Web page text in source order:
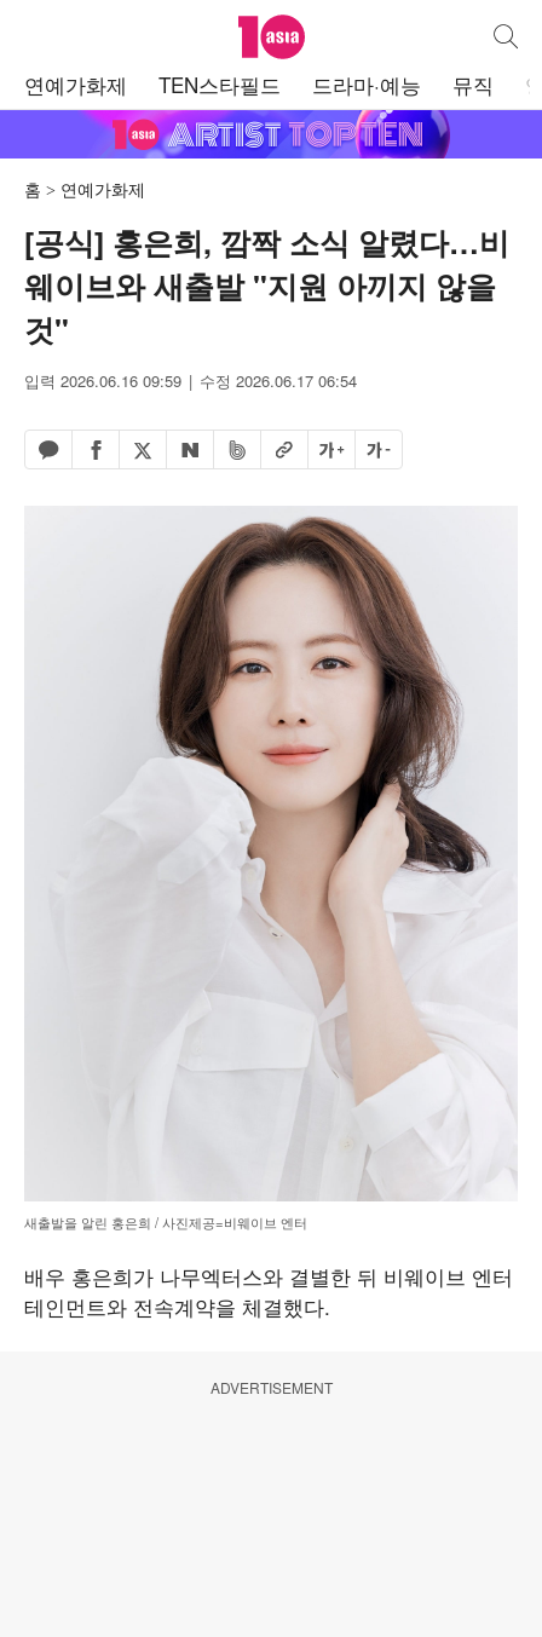
텐아시아 통합
연예가화제 TEN스타필드 드라마·예능 뮤직
홈 연예가화제
[공식] 홍은희, 깜짝 소식 알렸다…비
웨이브와 새출발 "지원 아끼지 않을
것"
입력 2026.06.16 09:59 수정 2026.06.17 06:54
카카오톡 공유하기
페이스북 공유하기
엑스 공유하기
네이버 공유하기
밴드 공유하기
URL복사글자 크게글자 작게
새출발을 알린 홍은희 / 사진제공=비웨이브 엔터
배우 홍은희가 나무엑터스와 결별한 뒤 비웨이브 엔터
테인먼트와 전속계약을 체결했다.
ADVERTISEMENT